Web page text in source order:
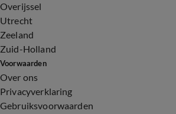
Overijssel
Utrecht
Zeeland
Zuid-Holland
Voorwaarden
Over ons
Privacyverklaring
Gebruiksvoorwaarden